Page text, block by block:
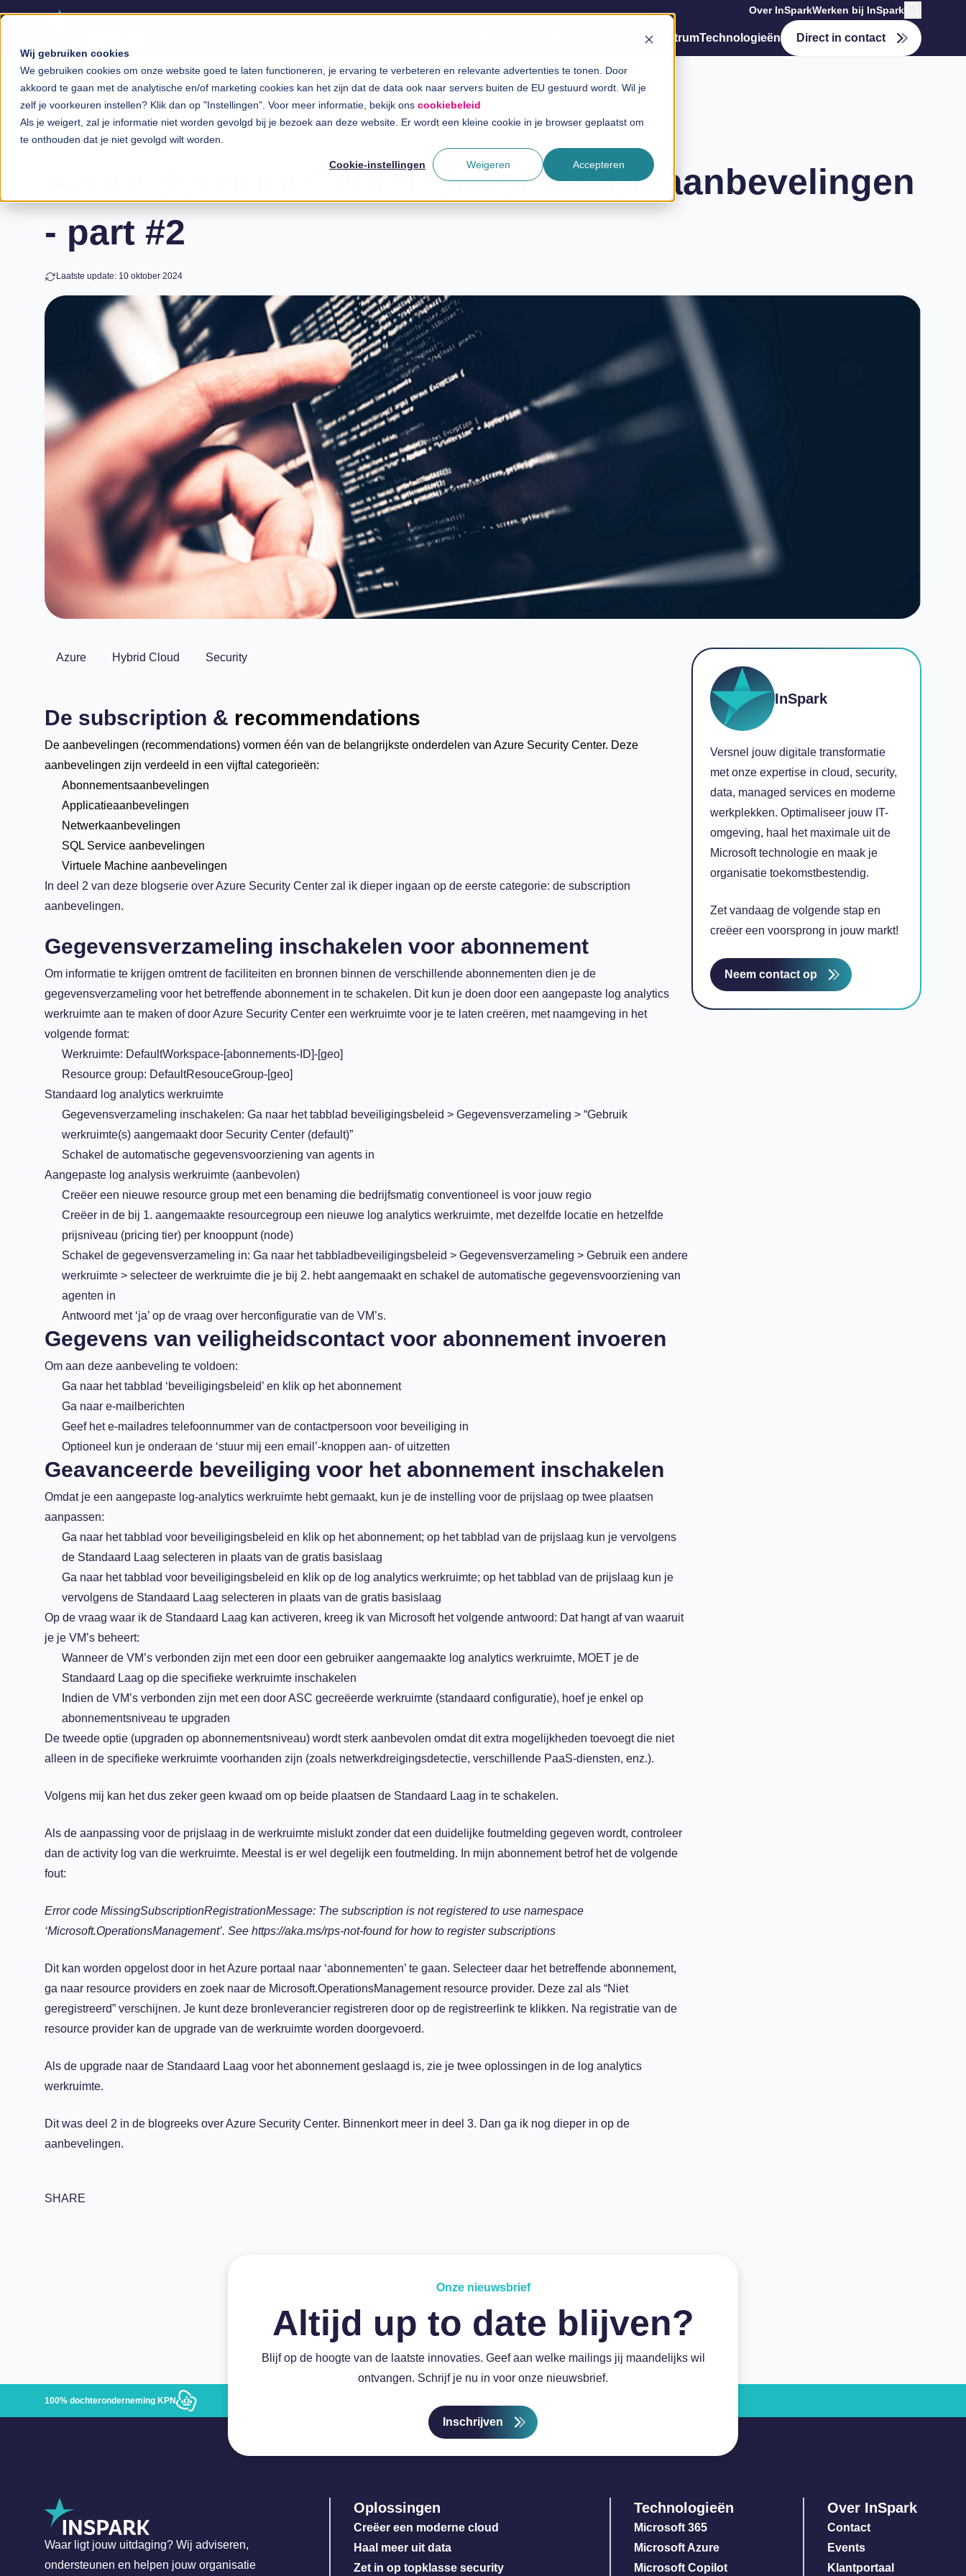
Wij gebruiken cookies
We gebruiken cookies om onze website goed te laten functioneren, je ervaring te verbeteren en relevante advertenties te tonen. Door
akkoord te gaan met de analytische en/of marketing cookies kan het zijn dat de data ook naar servers buiten de EU gestuurd wordt. Wil je
zelf je voorkeuren instellen? Klik dan op "Instellingen". Voor meer informatie, bekijk ons cookiebeleid
Als je weigert, zal je informatie niet worden gevolgd bij je bezoek aan deze website. Er wordt een kleine cookie in je browser geplaatst om
te onthouden dat je niet gevolgd wilt worden.
Cookie-instellingen Accepteren
Weigeren
Over InSparkWerken bij InSpark
InSpiratiecentrumTechnologieën Direct in contact
Blog
Azure Security Center Subscription aanbevelingen
- part #2
Laatste update: 10 oktober 2024
Azure Hybrid Cloud Security
De subscription & recommendations
De aanbevelingen (recommendations) vormen één van de belangrijkste onderdelen van Azure Security Center. Deze
aanbevelingen zijn verdeeld in een vijftal categorieën:
Abonnementsaanbevelingen
Applicatieaanbevelingen
Netwerkaanbevelingen
SQL Service aanbevelingen
Virtuele Machine aanbevelingen
In deel 2 van deze blogserie over Azure Security Center zal ik dieper ingaan op de eerste categorie: de subscription
aanbevelingen.
Gegevensverzameling inschakelen voor abonnement
Om informatie te krijgen omtrent de faciliteiten en bronnen binnen de verschillende abonnementen dien je de
gegevensverzameling voor het betreffende abonnement in te schakelen. Dit kun je doen door een aangepaste log analytics
werkruimte aan te maken of door Azure Security Center een werkruimte voor je te laten creëren, met naamgeving in het
volgende format:
Werkruimte: DefaultWorkspace-[abonnements-ID]-[geo]
Resource group: DefaultResouceGroup-[geo]
Standaard log analytics werkruimte
Gegevensverzameling inschakelen: Ga naar het tabblad beveiligingsbeleid > Gegevensverzameling > “Gebruik
werkruimte(s) aangemaakt door Security Center (default)”
Schakel de automatische gegevensvoorziening van agents in
Aangepaste log analysis werkruimte (aanbevolen)
Creëer een nieuwe resource group met een benaming die bedrijfsmatig conventioneel is voor jouw regio
Creëer in de bij 1. aangemaakte resourcegroup een nieuwe log analytics werkruimte, met dezelfde locatie en hetzelfde
prijsniveau (pricing tier) per knooppunt (node)
Schakel de gegevensverzameling in: Ga naar het tabbladbeveiligingsbeleid > Gegevensverzameling > Gebruik een andere
werkruimte > selecteer de werkruimte die je bij 2. hebt aangemaakt en schakel de automatische gegevensvoorziening van
agenten in
Antwoord met ‘ja’ op de vraag over herconfiguratie van de VM’s.
Gegevens van veiligheidscontact voor abonnement invoeren
Om aan deze aanbeveling te voldoen:
Ga naar het tabblad ‘beveiligingsbeleid’ en klik op het abonnement
Ga naar e-mailberichten
Geef het e-mailadres telefoonnummer van de contactpersoon voor beveiliging in
Optioneel kun je onderaan de ‘stuur mij een email’-knoppen aan- of uitzetten
Geavanceerde beveiliging voor het abonnement inschakelen
Omdat je een aangepaste log-analytics werkruimte hebt gemaakt, kun je de instelling voor de prijslaag op twee plaatsen
aanpassen:
Ga naar het tabblad voor beveiligingsbeleid en klik op het abonnement; op het tabblad van de prijslaag kun je vervolgens
de Standaard Laag selecteren in plaats van de gratis basislaag
Ga naar het tabblad voor beveiligingsbeleid en klik op de log analytics werkruimte; op het tabblad van de prijslaag kun je
vervolgens de Standaard Laag selecteren in plaats van de gratis basislaag
Op de vraag waar ik de Standaard Laag kan activeren, kreeg ik van Microsoft het volgende antwoord: Dat hangt af van waaruit
je je VM’s beheert:
Wanneer de VM’s verbonden zijn met een door een gebruiker aangemaakte log analytics werkruimte, MOET je de
Standaard Laag op die specifieke werkruimte inschakelen
Indien de VM’s verbonden zijn met een door ASC gecreëerde werkruimte (standaard configuratie), hoef je enkel op
abonnementsniveau te upgraden
De tweede optie (upgraden op abonnementsniveau) wordt sterk aanbevolen omdat dit extra mogelijkheden toevoegt die niet
alleen in de specifieke werkruimte voorhanden zijn (zoals netwerkdreigingsdetectie, verschillende PaaS-diensten, enz.).
Volgens mij kan het dus zeker geen kwaad om op beide plaatsen de Standaard Laag in te schakelen.
Als de aanpassing voor de prijslaag in de werkruimte mislukt zonder dat een duidelijke foutmelding gegeven wordt, controleer
dan de activity log van die werkruimte. Meestal is er wel degelijk een foutmelding. In mijn abonnement betrof het de volgende
fout:
Error code MissingSubscriptionRegistrationMessage: The subscription is not registered to use namespace
‘Microsoft.OperationsManagement’. See https://aka.ms/rps-not-found for how to register subscriptions
Dit kan worden opgelost door in het Azure portaal naar ‘abonnementen’ te gaan. Selecteer daar het betreffende abonnement,
ga naar resource providers en zoek naar de Microsoft.OperationsManagement resource provider. Deze zal als “Niet
geregistreerd” verschijnen. Je kunt deze bronleverancier registreren door op de registreerlink te klikken. Na registratie van de
resource provider kan de upgrade van de werkruimte worden doorgevoerd.
Als de upgrade naar de Standaard Laag voor het abonnement geslaagd is, zie je twee oplossingen in de log analytics
werkruimte.
Dit was deel 2 in de blogreeks over Azure Security Center. Binnenkort meer in deel 3. Dan ga ik nog dieper in op de
aanbevelingen.
SHARE
InSpark
Versnel jouw digitale transformatie
met onze expertise in cloud, security,
data, managed services en moderne
werkplekken. Optimaliseer jouw IT-
omgeving, haal het maximale uit de
Microsoft technologie en maak je
organisatie toekomstbestendig.
Zet vandaag de volgende stap en
creëer een voorsprong in jouw markt!
Neem contact op
Onze nieuwsbrief
Altijd up to date blijven?
Blijf op de hoogte van de laatste innovaties. Geef aan welke mailings jij maandelijks wil
ontvangen. Schrijf je nu in voor onze nieuwsbrief.
Inschrijven
100% dochteronderneming KPN
Waar ligt jouw uitdaging? Wij adviseren,
ondersteunen en helpen jouw organisatie
Oplossingen
Creëer een moderne cloud
Haal meer uit data
Zet in op topklasse security
Technologieën
Microsoft 365
Microsoft Azure
Microsoft Copilot
Over InSpark
Contact
Events
Klantportaal